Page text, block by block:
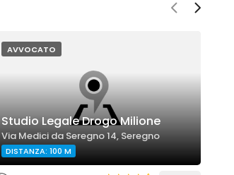
AVVOCATO
Studio Legale Drogo Milione
Via Medici da Seregno 14, Seregno
DISTANZA: 100 M